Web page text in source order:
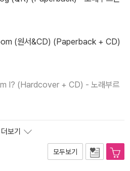
(원서&CD) (Paperback + CD)
I? (Hardcover + CD) - 노래부르
더보기
모두보기